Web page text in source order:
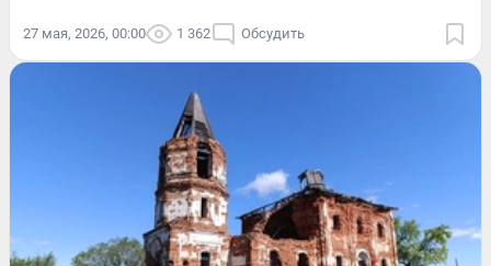
27 мая, 2026, 00:00 1 362 Обсудить